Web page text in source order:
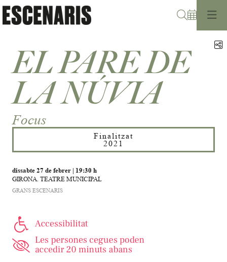
EL PARE DE
LA NÚVIA
Focus
Finalitzat
2021
dissabte 27 de febrer| 19:30 h
GIRONA. TEATRE MUNICIPAL
GRANS ESCENARIS